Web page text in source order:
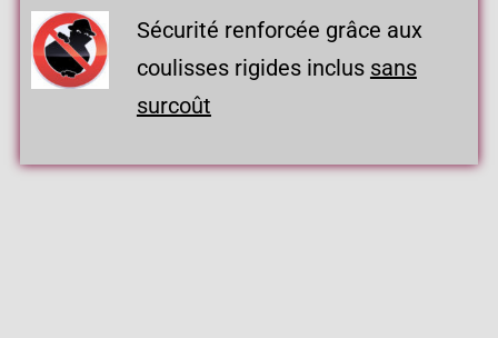
Sécurité renforcée grâce aux
coulisses rigides inclus sans
surcoût